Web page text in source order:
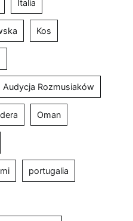
Italia
Kos
Audycja Rozmusiaków
Oman
portugalia